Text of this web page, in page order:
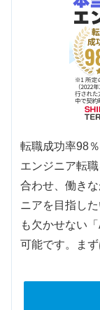
転職成功率98
エンジニア転
合わせ、働き
ニアを目指し
も欠かせない
可能です。ま